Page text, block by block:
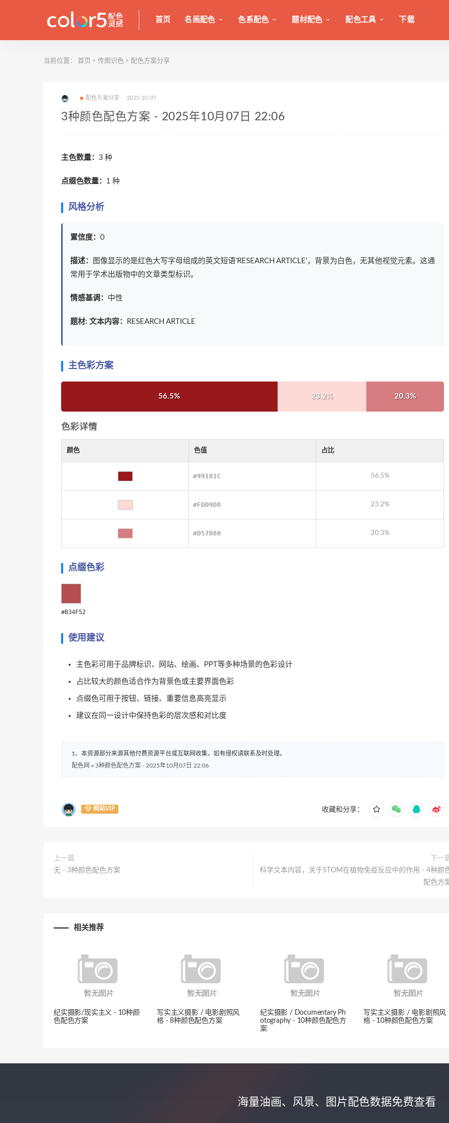
首页 名画配色 色系配色 题材配色 配色工具 下载
当前位置： 首页 > 传图识色 > 配色方案分享
配色方案分享 2025-10-07
3种颜色配色方案 - 2025年10月07日 22:06
主色数量： 3 种
点缀色数量： 1 种
风格分析
置信度： 0
描述：
图像显示的是红色大写字母组成的英文短语'RESEARCH ARTICLE'，背景为白色，无其他视觉元素。这通
常用于学术出版物中的文章类型标识。
情感基调： 中性
题材: 文本内容： RESEARCH ARTICLE
主色彩方案
56.5% 23.2% 20.3%
色彩详情
颜色 色值 占比
#99181C 56.5%
#FDD9D8 23.2%
#D57D80 20.3%
点缀色彩
#B34F52
使用建议
主色彩可用于品牌标识、网站、绘画、PPT等多种场景的色彩设计
占比较大的颜色适合作为背景色或主要界面色彩
点缀色可用于按钮、链接、重要信息高亮显示
建议在同一设计中保持色彩的层次感和对比度
1、本资源部分来源其他付费资源平台或互联网收集，如有侵权请联系及时处理。
配色网 » 3种颜色配色方案 - 2025年10月07日 22:06
网站VIP 收藏和分享：
上一篇
无 - 3种颜色配色方案
下一
科学文本内容，关于STOM在植物免疫反应中的作用 - 4种颜
配色方
相关推荐
纪实摄影/现实主义 - 10种颜
色配色方案
写实主义摄影 / 电影剧照风
格 - 8种颜色配色方案
纪实摄影 / Documentary Ph
otography - 10种颜色配色方
案
写实主义摄影 / 电影剧照风
格 - 10种颜色配色方案
海量油画、风景、图片配色数据免费查看